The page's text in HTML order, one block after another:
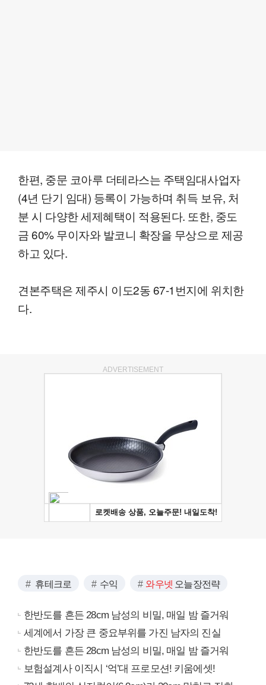
한편, 중문 코아루 더테라스는 주택임대사업자
(4년 단기 임대) 등록이 가능하며 취득 보유, 처
분 시 다양한 세제혜택이 적용된다. 또한, 중도
금 60% 무이자와 발코니 확장을 무상으로 제공
하고 있다.
견본주택은 제주시 이도2동 67-1번지에 위치한
다.
ADVERTISEMENT
휴테크로 수익 와우넷 오늘장전략
한반도를 흔든 28cm 남성의 비밀, 매일 밤 즐거워
세계에서 가장 큰 중요부위를 가진 남자의 진실
한반도를 흔든 28cm 남성의 비밀, 매일 밤 즐거워
보험설계사 이직시 ‘억’대 프로모션! 키움에셋!